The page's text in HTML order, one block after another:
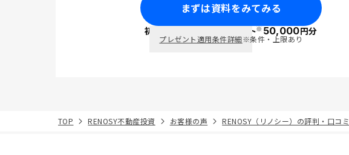
まずは資料をみてみる
初回面談で ポイント※50,000円分
プレゼント適用条件詳細※条件・上限あり
TOP RENOSY不動産投資 お客様の声 RENOSY（リノシー）の評判・口コミ